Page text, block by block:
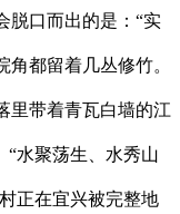
口而出的是：“实
都留着几丛修竹。
里带着青瓦白墙的江
“水聚荡生、水秀山
正在宜兴被完整地